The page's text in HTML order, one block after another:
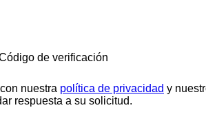
de verificación
nuestra política de privacidad y
respuesta a su solicitud.